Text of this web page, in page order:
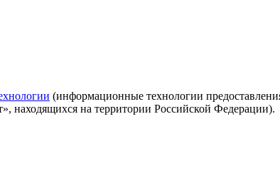
(информационные технологии
находящихся на территории Российской Федерации).